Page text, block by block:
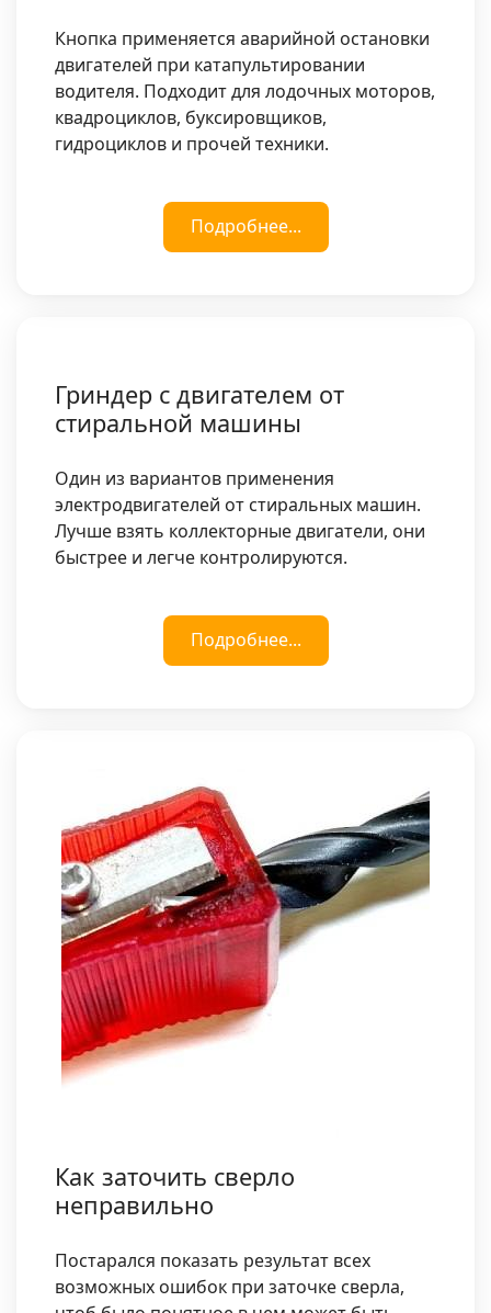
Кнопка применяется аварийной остановки
двигателей при катапультировании
водителя. Подходит для лодочных моторов,
квадроциклов, буксировщиков,
гидроциклов и прочей техники.
Подробнее...
Гриндер с двигателем от
стиральной машины
Один из вариантов применения
электродвигателей от стиральных машин.
Лучше взять коллекторные двигатели, они
быстрее и легче контролируются.
Подробнее...
Как заточить сверло
неправильно
Постарался показать результат всех
возможных ошибок при заточке сверла,